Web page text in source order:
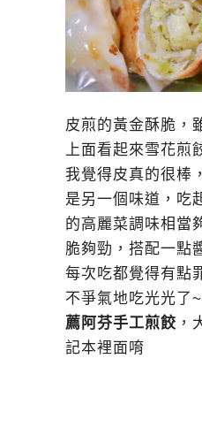
皮煎的黃金酥脆，
上面看起來雪花煎
我覺得皮真的很棒
是另一個味道，吃
的高麗菜調味相當
脆夠勁，搭配一點
每次吃都覺得有點
不爭氣地吃光光了
薦阿芬手工煎餃 ，
記本裡面唷